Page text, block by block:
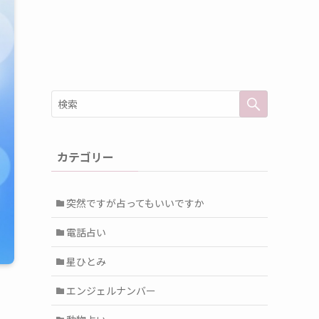
カテゴリー
突然ですが占ってもいいですか
電話占い
星ひとみ
エンジェルナンバー